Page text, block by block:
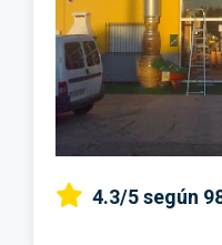
4.3/5según